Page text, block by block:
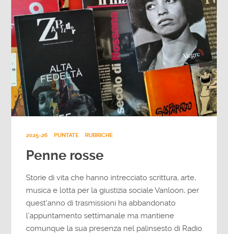
2025-26 PUNTATE RUBRICHE
Penne rosse
Storie di vita che hanno intrecciato scrittura, arte,
musica e lotta per la giustizia sociale Vanloon, per
quest'anno di trasmissioni ha abbandonato
l’appuntamento settimanale ma mantiene
comunque la sua presenza nel palinsesto di Radio